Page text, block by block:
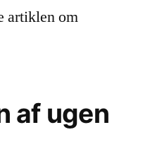
artiklen om
af ugen